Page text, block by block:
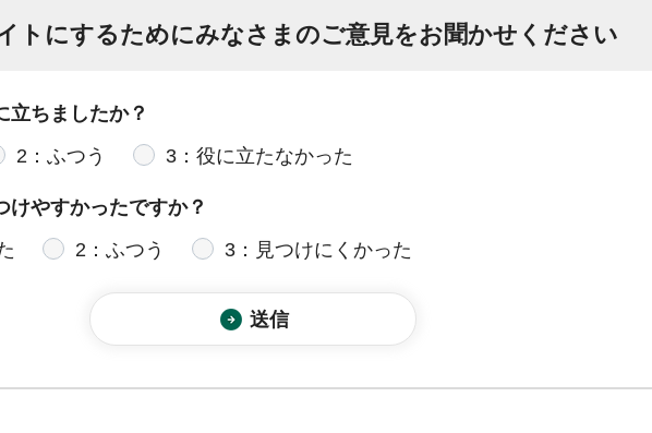
トにするためにみなさまのご意見をお聞かせください
立ちましたか？
2：ふつう 3：役に立たなかった
けやすかったですか？
2：ふつう 3：見つけにくかった